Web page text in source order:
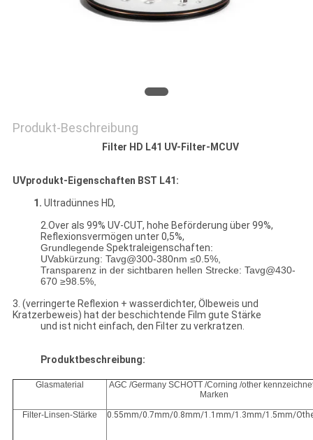
Produkt-Beschreibung
Filter HD L41 UV-Filter-MCUV
UVprodukt-Eigenschaften BST L41:
1. Ultradünnes HD,
2.Over als 99% UV-CUT, hohe Beförderung über 99%,
Reflexionsvermögen unter 0,5%,
Grundlegende Spektraleigenschaften:
UVabkürzung: Tavg@300-380nm ≤0.5%,
Transparenz in der sichtbaren hellen Strecke: Tavg@430-
670 ≥98.5%,
3. (verringerte Reflexion + wasserdichter, Ölbeweis und
Kratzerbeweis) hat der beschichtende Film gute Stärke
und ist nicht einfach, den Filter zu verkratzen.
Produktbeschreibung:
Glasmaterial
AGC /Germany SCHOTT /Corning /other
Marken
Filter-Linsen-Stärke 0.55mm/0.7mm/0.8mm/1.1mm/1.3mm/1.5mm/